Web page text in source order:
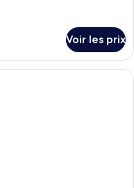
Voir les prix
chambre d’hôtel moderne